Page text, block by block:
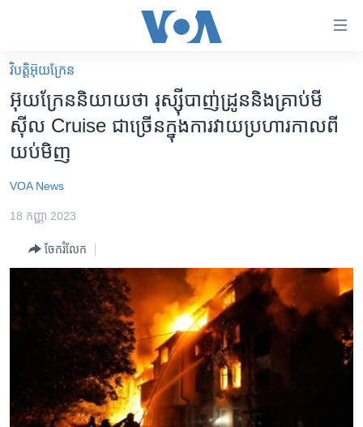
គេហទំព័រ​
ទាក់ទង
រំលង​
និង​
ចូល​
ទំព័រ​
ព័ត៌មាន​​
រំលង​
រំលង​
អន្តរជាតិ
អាមេរិក
ព្រឹត្តិការណ៍ព័ត៌មាន
ទូរទស្សន៍ / វីដេអូ​
វិទ្យុ / ផតខាសថ៍
កម្មវិធីទាំងអស់
Khmer English
វិបត្តិអ៊ុយក្រែន
អ៊ុយក្រែន​និយាយថា​ រុស្ស៊ី​បាញ់​ដ្រូន​និង​គ្រាប់​មី
ស៊ីល​ Cruise​ ជា​​​​​ច្រើន​ក្នុង​ការវាយប្រហារ​កាល​ពី​
យប់មិញ​​
VOA News
18 កញ្ញា 2023
ចែករំលែក